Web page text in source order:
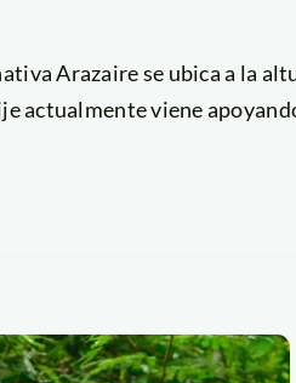
Arazaire se ubica a la
actualmente viene